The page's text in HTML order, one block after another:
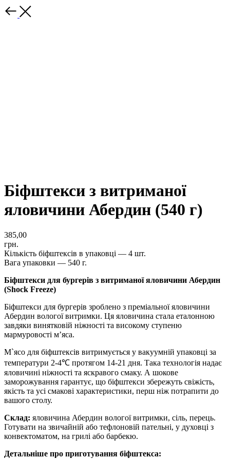
Біфштекси з витриманої
яловичини Абердин (540 г)
385,00
грн.
Кількість біфштексів в упаковці — 4 шт.
Вага упаковки — 540 г.
Біфштекси для бургерів з витриманої яловичини Абердин
(Shock Freeze)
Біфштекси для бургерів зроблено з преміальної яловичини
Абердин вологої витримки. Ця яловичина стала еталонною
завдяки винятковій ніжності та високому ступеню
мармуровості м’яса.
М`ясо для біфштексів витримується у вакуумній упаковці за
температури 2-4℃ протягом 14-21 дня. Така технологія надає
яловичині ніжності та яскравого смаку. А шокове
заморожування гарантує, що біфштекси збережуть свіжість,
якість та усі смакові характеристики, перш ніж потрапити до
вашого столу.
Склад: яловичина Абердин вологої витримки, сіль, перець.
Готувати на звичайній або тефлоновій пательні, у духовці з
конвектоматом, на грилі або барбекю.
Детальніше про приготування біфштекса: